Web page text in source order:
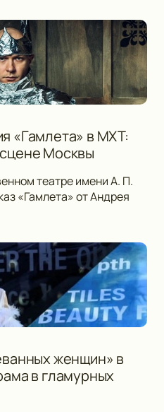
«Гамлета» в МХТ:
Москвы
театре имени А. П.
«Гамлета» от Андрея
женщин» в
в гламурных